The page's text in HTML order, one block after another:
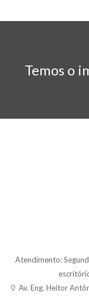
Temos o
Atendimento:
Av. Eng. Heitor